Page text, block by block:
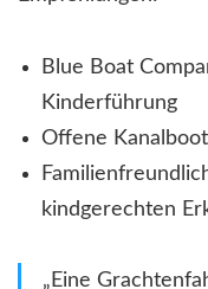
Blue Boat
Kinderführung
Offene
kindgerechten
„Eine